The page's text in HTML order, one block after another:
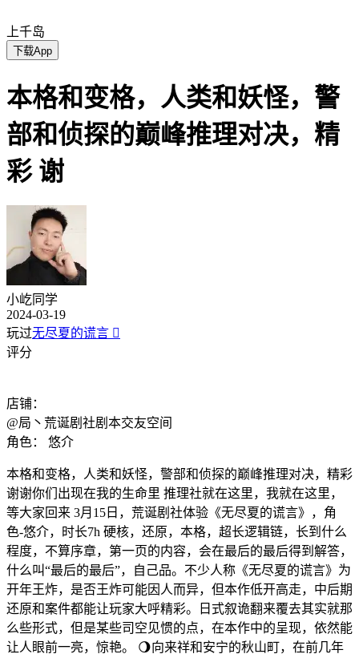
上千岛
下载App
本格和变格，人类和妖怪，警
部和侦探的巅峰推理对决，精
彩 谢
小屹同学
2024-03-19
玩过无尽夏的谎言 
评分
店铺：
@局丶荒诞剧社剧本交友空间
角色： 悠介
本格和变格，人类和妖怪，警部和侦探的巅峰推理对决，精彩
谢谢你们出现在我的生命里 推理社就在这里，我就在这里，
等大家回来 3月15日，荒诞剧社体验《无尽夏的谎言》，角
色-悠介，时长7h 硬核，还原，本格，超长逻辑链，长到什么
程度，不算序章，第一页的内容，会在最后的最后得到解答，
什么叫“最后的最后”，自己品。不少人称《无尽夏的谎言》为
开年王炸，是否王炸可能因人而异，但本作低开高走，中后期
还原和案件都能让玩家大呼精彩。日式叙诡翻来覆去其实就那
么些形式，但是某些司空见惯的点，在本作中的呈现，依然能
让人眼前一亮，惊艳。 🌖向来祥和安宁的秋山町，在前几年